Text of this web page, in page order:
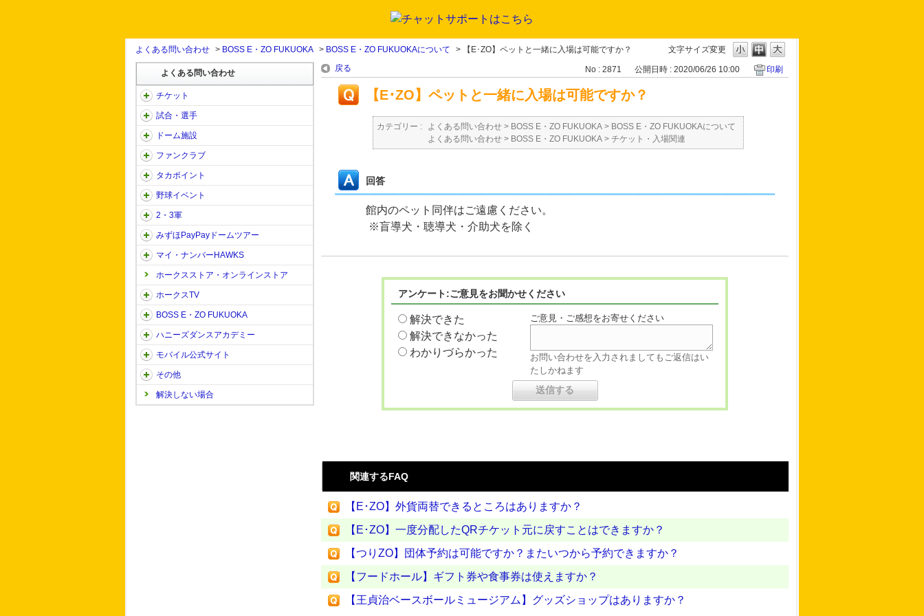
文字サイズ変更
よくある問い合わせ > BOSS E・ZO FUKUOKA > BOSS E・ZO FUKUOKAについて > 【E･ZO】ペットと一緒に入場は可能ですか？
よくある問い合わせ
チケット
試合・選手
ドーム施設
ファンクラブ
タカポイント
野球イベント
2・3軍
みずほPayPayドームツアー
マイ・ナンバーHAWKS
ホークスストア・オンラインストア
ホークスTV
BOSS E・ZO FUKUOKA
ハニーズダンスアカデミー
モバイル公式サイト
その他
解決しない場合
戻る No : 2871 公開日時 : 2020/06/26 10:00 印刷
【E･ZO】ペットと一緒に入場は可能ですか？
カテゴリー : よくある問い合わせ > BOSS E・ZO FUKUOKA > BOSS E・ZO FUKUOKAについて
よくある問い合わせ > BOSS E・ZO FUKUOKA > チケット・入場関連
回答
館内のペット同伴はご遠慮ください。
※盲導犬・聴導犬・介助犬を除く
アンケート:ご意見をお聞かせください
解決できた
解決できなかった
わかりづらかった
ご意見・ご感想をお寄せください
お問い合わせを入力されましてもご返信はい
たしかねます
関連するFAQ
【E･ZO】外貨両替できるところはありますか？
【E･ZO】一度分配したQRチケット元に戻すことはできますか？
【つりZO】団体予約は可能ですか？またいつから予約できますか？
【フードホール】ギフト券や食事券は使えますか？
【王貞治ベースボールミュージアム】グッズショップはありますか？